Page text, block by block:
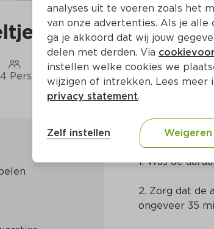
zuurkool
4 Pers. Ca. 40 Min Europees
1. Was de
2. Zorg dat de
ongeveer 35
analyses uit te voeren zoals het
van onze advertenties. Als je alle
ga je akkoord dat wij jouw
delen met derden. Via
instellen welke cookies we
wijzigen of intrekken. Lees meer
privacy statement.
Zelf instellen Weigeren